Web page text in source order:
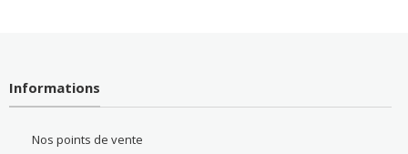
Informations
Nos points de vente